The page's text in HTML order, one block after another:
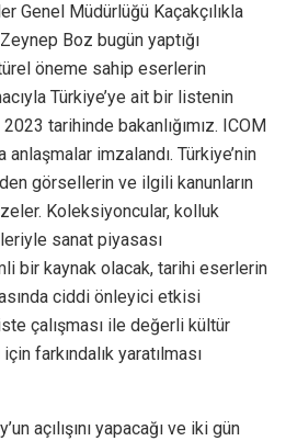
Genel Müdürlüğü Kaçakçılıkla
Boz bugün yaptığı
öneme sahip eserlerin
Türkiye’ye ait bir listenin
tarihinde bakanlığımız. ICOM
anlaşmalar imzalandı. Türkiye’nin
görsellerin ve ilgili kanunların
Koleksiyoncular, kolluk
sanat piyasası
bir kaynak olacak, tarihi eserlerin
ciddi önleyici etkisi
çalışması ile değerli kültür
farkındalık yaratılması
açılışını yapacağı ve iki gün